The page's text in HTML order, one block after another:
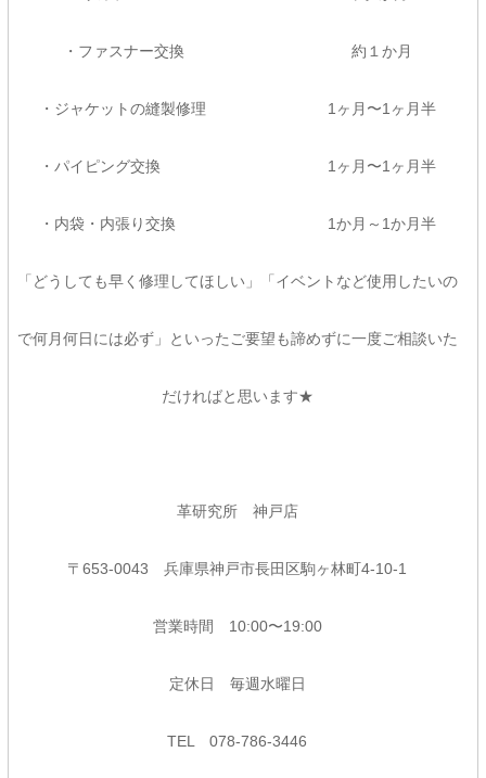
・ファスナー交換 約１か月
・ジャケットの縫製修理 1ヶ月〜1ヶ月半
・パイピング交換 1ヶ月〜1ヶ月半
・内袋・内張り交換 1か月～1か月半
「どうしても早く修理してほしい」「イベントなど使用したいの
で何月何日には必ず」といったご要望も諦めずに一度ご相談いた
だければと思います★
革研究所 神戸店
〒653-0043 兵庫県神戸市長田区駒ヶ林町4-10-1
営業時間 10:00〜19:00
定休日 毎週水曜日
TEL 078-786-3446